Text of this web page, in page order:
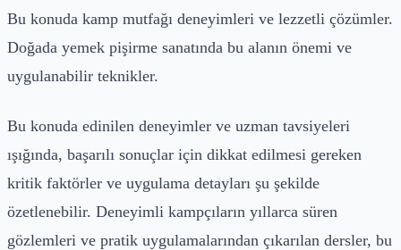
Bu konuda kamp mutfağı deneyimleri ve lezzetli çözümler.
Doğada yemek pişirme sanatında bu alanın önemi ve
uygulanabilir teknikler.
Bu konuda edinilen deneyimler ve uzman tavsiyeleri
ışığında, başarılı sonuçlar için dikkat edilmesi gereken
kritik faktörler ve uygulama detayları şu şekilde
özetlenebilir. Deneyimli kampçıların yıllarca süren
gözlemleri ve pratik uygulamalarından çıkarılan dersler, bu